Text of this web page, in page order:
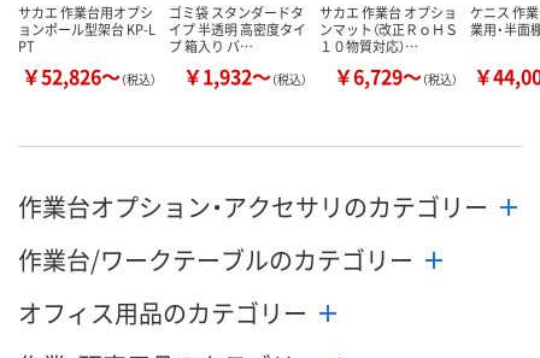
サカエ 作業台用オプシ
ョンポール型架台 KP-L
PT
￥52,826～（税込）
ゴミ袋 スタンダードタ
イプ 半透明 高密度タイ
プ 箱入り バ…
￥1,932～（税込）
サカエ 作業台 オプショ
ンマット（改正ＲｏＨＳ
１０物質対応）…
￥6,729～（税込）
ケニス 作
業用・半面
￥
作業台オプション・アクセサリのカテゴリー
作業台/ワークテーブルのカテゴリー
オフィス用品のカテゴリー